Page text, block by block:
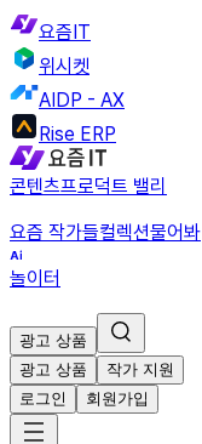
요즘IT
위시켓
AIDP - AX
Rise ERP
콘텐츠프로덕트 밸리
요즘 작가들컬렉션물어봐
놀이터
광고 상품
광고 상품
작가 지원
로그인
회원가입